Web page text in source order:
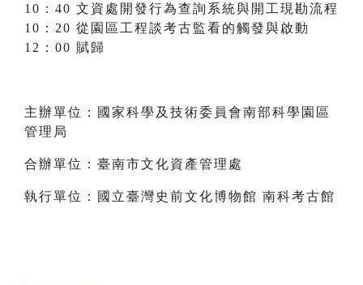
10：40 文資處開發行為查詢系統與開工現勘流程
10：20 從園區工程談考古監看的觸發與啟動
12：00 賦歸
主辦單位：國家科學及技術委員會南部科學園區
管理局
合辦單位：臺南市文化資產管理處
執行單位：國立臺灣史前文化博物館 南科考古館